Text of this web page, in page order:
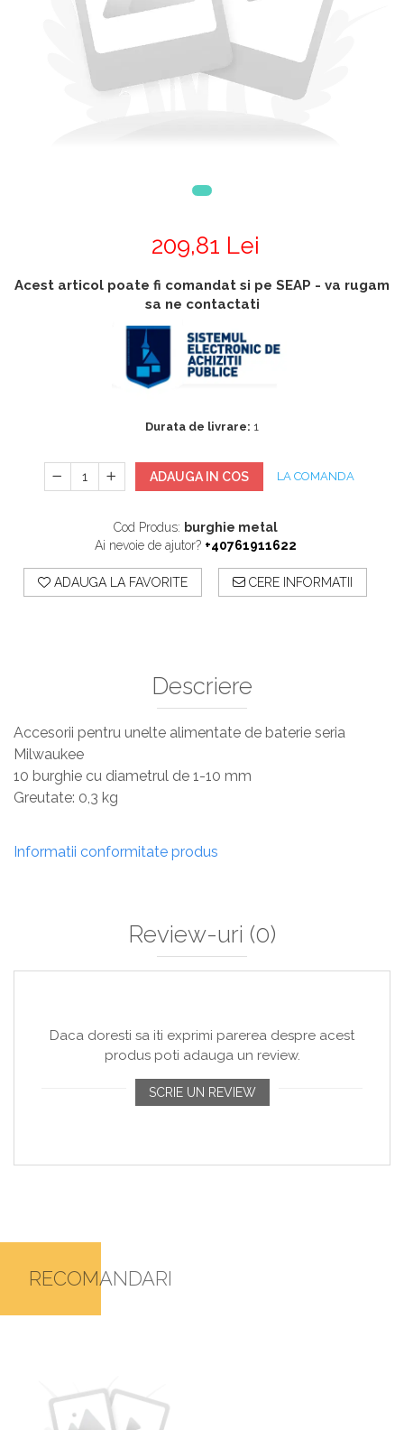
Aparate de respirat autonome
Accesorii generatoare
Camere Termice
Accesorii pentru camere de
Dispozitive De Masurare
Diverse Dispozitive De
Pulberi De Stingere
Accesorii stingatoare, paturi si accesorii
antifoc
209,81 Lei
Acest articol poate fi comandat si pe SEAP - va rugam
sa ne contactati
Durata de livrare: 1
ADAUGA IN COS LA COMANDA
Cod Produs: burghie metal
Ai nevoie de ajutor? +40761911622
ADAUGA LA FAVORITE CERE INFORMATII
Descriere
Accesorii pentru unelte alimentate de baterie seria
Milwaukee
10 burghie cu diametrul de 1-10 mm
Greutate: 0,3 kg
Informatii conformitate produs
Review-uri (0)
Daca doresti sa iti exprimi parerea despre acest
produs poti adauga un review.
SCRIE UN REVIEW
RECOMANDARI